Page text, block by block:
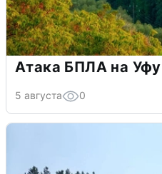
Атака БПЛА на
5 августа 0